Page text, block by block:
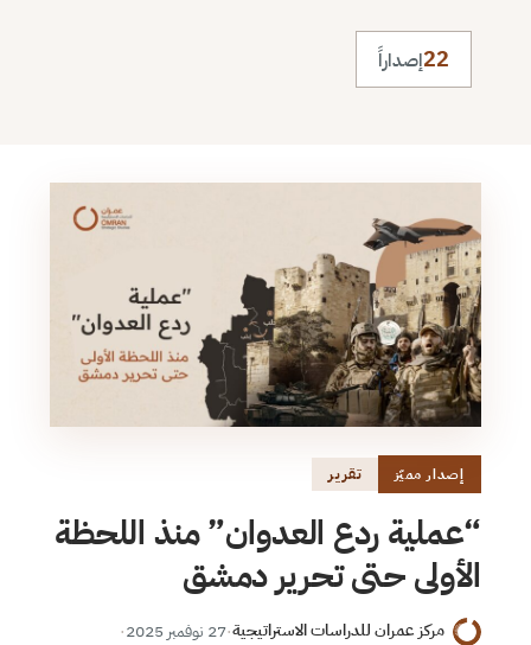
22إصداراً
إصدار مميّز تقرير
“عملية ردع العدوان” منذ اللحظة
الأولى حتى تحرير دمشق
مركز عمران للدراسات الاستراتيجية·27 نوفمبر 2025
·